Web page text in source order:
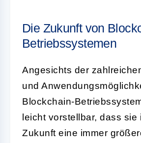
Die Zukunft von
Betriebssystemen
Angesichts der
und
Blockchain-
leicht vorstellbar, dass sie
Zukunft eine immer